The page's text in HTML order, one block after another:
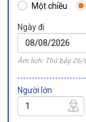
Một chiều
Ngày đi
Âm lịch: Thứ bảy 26/
Người lớn